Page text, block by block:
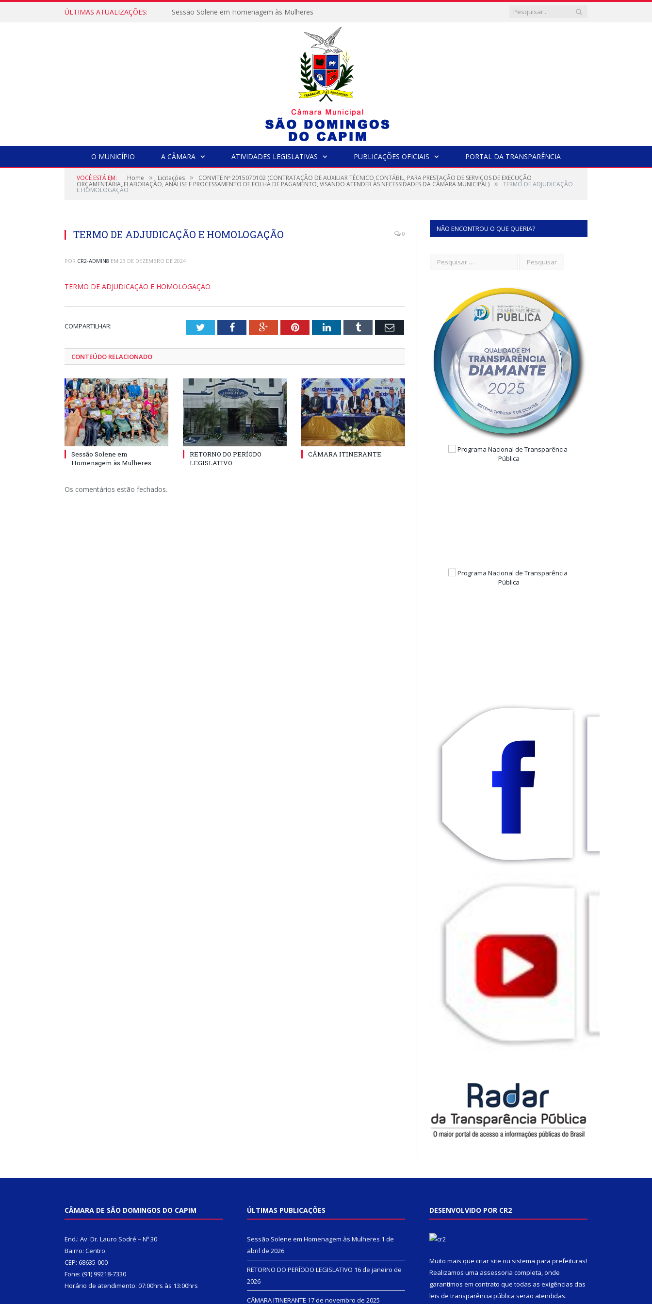
ÚLTIMAS ATUALIZAÇÕES: Sessão Solene em Homenagem às Mulheres
O MUNICÍPIO A CÂMARA ATIVIDADES LEGISLATIVAS PUBLICAÇÕES OFICIAIS PORTAL DA TRANSPARÊNCIA
VOCÊ ESTÁ EM: Home » Licitações » CONVITE Nº 2015070102 (CONTRATAÇÃO DE AUXILIAR TÉCNICO CONTÁBIL, PARA PRESTAÇÃO DE SERVIÇOS DE EXECUÇÃO
ORÇAMENTÁRIA, ELABORAÇÃO, ANÁLISE E PROCESSAMENTO DE FOLHA DE PAGAMENTO, VISANDO ATENDER ÀS NECESSIDADES DA CÂMARA MUNICIPAL) » TERMO DE ADJUDICAÇÃO
E HOMOLOGAÇÃO
TERMO DE ADJUDICAÇÃO E HOMOLOGAÇÃO 0
POR CR2-ADMIN8 EM 23 DE DEZEMBRO DE 2024
TERMO DE ADJUDICAÇÃO E HOMOLOGAÇÃO
COMPARTILHAR: TwitterFacebookGoogle+PinterestLinkedInTumblr Email
CONTEÚDO RELACIONADO
Sessão Solene em
Homenagem às Mulheres
RETORNO DO PERÍODO
LEGISLATIVO
CÂMARA ITINERANTE
Os comentários estão fechados.
NÃO ENCONTROU O QUE QUERIA?
CÂMARA DE SÃO DOMINGOS DO CAPIM
End.: Av. Dr. Lauro Sodré – Nº 30
Bairro: Centro
CEP: 68635-000
Fone: (91) 99218-7330
Horário de atendimento: 07:00hrs às 13:00hrs
ÚLTIMAS PUBLICAÇÕES
Sessão Solene em Homenagem às Mulheres 1 de
abril de 2026
RETORNO DO PERÍODO LEGISLATIVO 16 de janeiro de
2026
CÂMARA ITINERANTE 17 de novembro de 2025
DESENVOLVIDO POR CR2
Muito mais que criar site ou sistema para prefeituras!
Realizamos uma assessoria completa, onde
garantimos em contrato que todas as exigências das
leis de transparência pública serão atendidas.